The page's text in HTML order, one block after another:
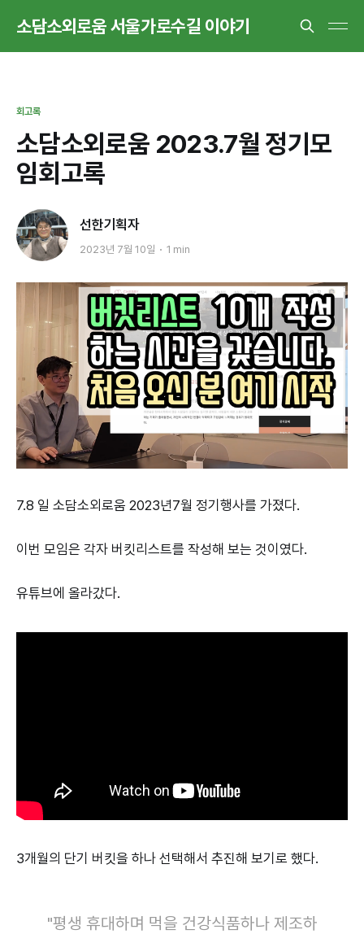
소담소외로움 서울가로수길 이야기
회고록
소담소외로움 2023.7월 정기모
임회고록
선한기획자
2023년 7월 10일 1 min
7.8 일 소담소외로움 2023년7월 정기행사를 가졌다.
이번 모임은 각자 버킷리스트를 작성해 보는 것이였다.
유튜브에 올라갔다.
3개월의 단기 버킷을 하나 선택해서 추진해 보기로 했다.
"평생 휴대하며 먹을 건강식품하나 제조하